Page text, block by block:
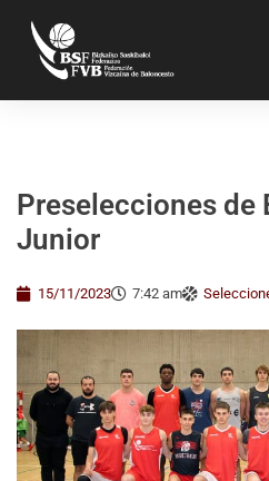
Preselecciones de
Junior
15/11/2023 7:42 am